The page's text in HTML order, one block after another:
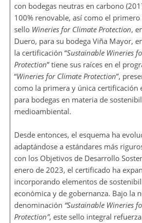
con bodegas neutras en carbono
100% renovable, así como el
sello Wineries for Climate Protection,
Duero, para su bodega Viña Mayor,
la certificación “Sustainable Wineries
Protection” tiene sus raíces en el
“Wineries for Climate Protection”,
como la primera y única certificación
para bodegas en materia de
medioambiental.
Desde entonces, el esquema ha
adaptándose a estándares más
con los Objetivos de Desarrollo
enero de 2023, el certificado ha
incorporando elementos de
económica y de gobernanza. Bajo la
denominación “Sustainable Wineries
Protection”, este sello integral